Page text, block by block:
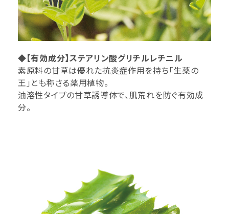
◆【有効成分】ステアリン酸グリチルレチニル
素原料の甘草は優れた抗炎症作用を持ち「生薬の
王」とも称さる薬用植物。
油溶性タイプの甘草誘導体で、肌荒れを防ぐ有効成
分。